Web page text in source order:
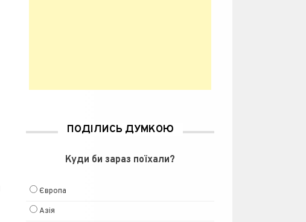
ПОДІЛИСЬ ДУМКОЮ
Куди би зараз поїхали?
Європа
Азія